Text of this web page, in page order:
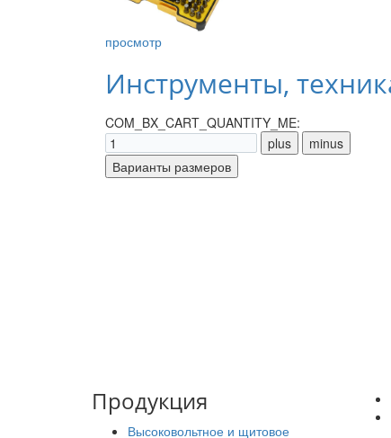
просмотр
Инструменты,
COM_BX_CART_QUANTITY_ME:
Продукция
Высоковольтное и щитовое